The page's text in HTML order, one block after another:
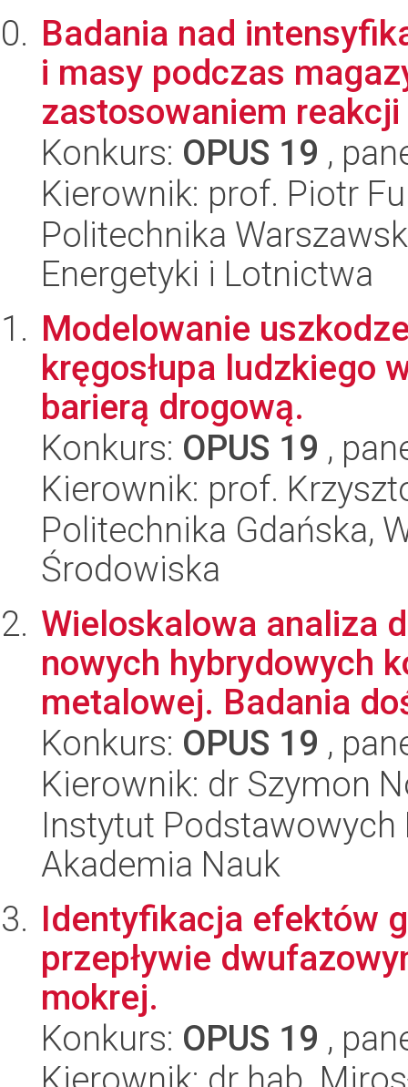
Badania nad
i masy podczas
zastosowaniem
Konkurs: OPUS 19 ,
Kierownik: prof. Piotr
Politechnika
Energetyki i Lotnictwa
Modelowanie
kręgosłupa ludzkiego
barierą drogową.
Konkurs: OPUS 19 ,
Kierownik: prof.
Politechnika Gdańska,
Środowiska
Wieloskalowa analiza
nowych hybrydowych
metalowej. Badania
Konkurs: OPUS 19 ,
Kierownik: dr Szymon
Instytut
Akademia Nauk
Identyfikacja efektów
przepływie
mokrej.
Konkurs: OPUS 19 ,